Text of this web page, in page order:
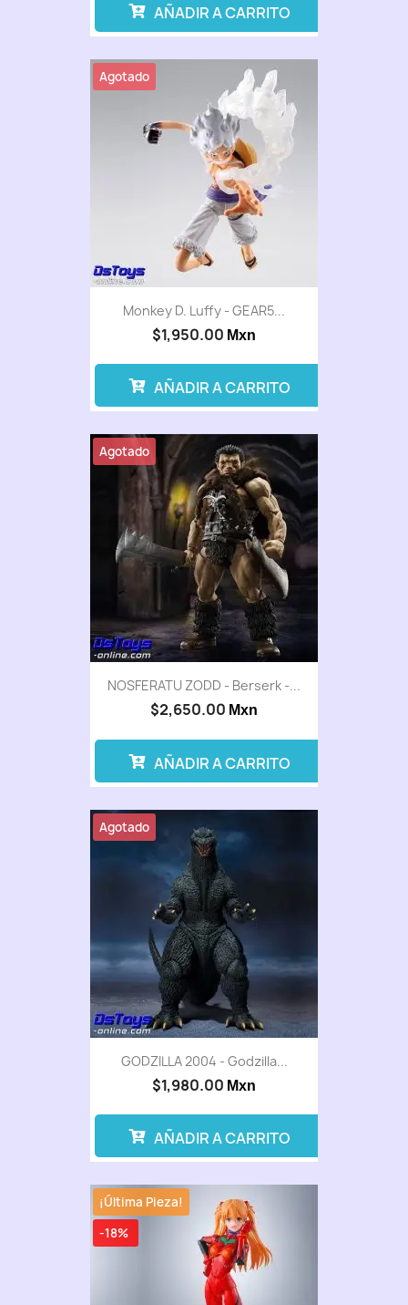
AÑADIR A CARRITO
Monkey D. Luffy - GEAR5...
$1,950.00 Mxn
Agotado
AÑADIR A CARRITO
NOSFERATU ZODD - Berserk -...
$2,650.00 Mxn
Agotado
AÑADIR A CARRITO
GODZILLA 2004 - Godzilla...
$1,980.00 Mxn
Agotado
AÑADIR A CARRITO
-18%
¡Última Pieza!